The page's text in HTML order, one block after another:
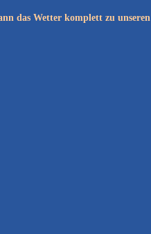
das Wetter komplett zu